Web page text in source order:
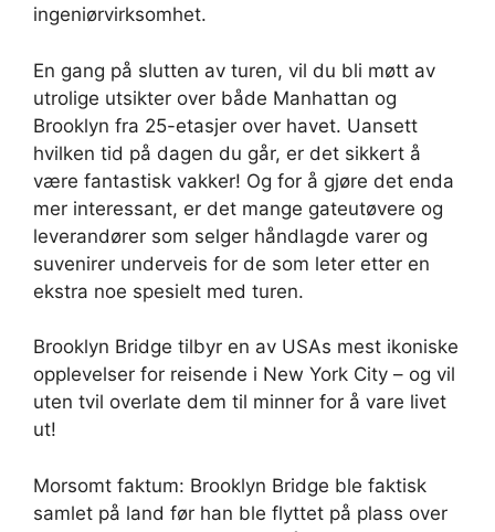
ingeniørvirksomhet.
En gang på slutten av turen, vil du bli møtt av
utrolige utsikter over både Manhattan og
Brooklyn fra 25-etasjer over havet. Uansett
hvilken tid på dagen du går, er det sikkert å
være fantastisk vakker! Og for å gjøre det enda
mer interessant, er det mange gateutøvere og
leverandører som selger håndlagde varer og
suvenirer underveis for de som leter etter en
ekstra noe spesielt med turen.
Brooklyn Bridge tilbyr en av USAs mest ikoniske
opplevelser for reisende i New York City – og vil
uten tvil overlate dem til minner for å vare livet
ut!
Morsomt faktum: Brooklyn Bridge ble faktisk
samlet på land før han ble flyttet på plass over